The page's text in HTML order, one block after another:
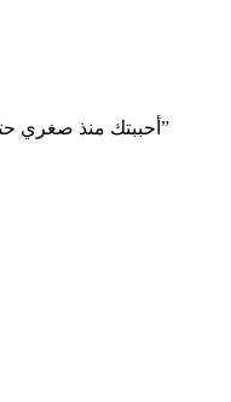
Be the first to review “أحببتك منذ صغري حتى حسبتك مخلدا”